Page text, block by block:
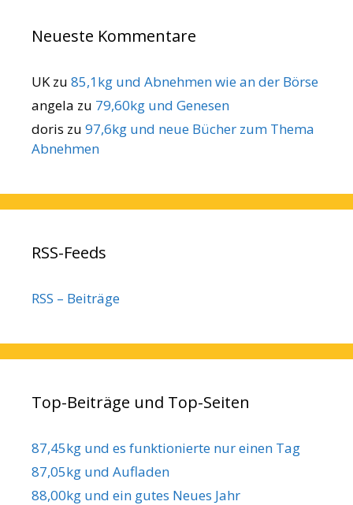
Neueste Kommentare
UKzu 85,1kg und Abnehmen wie an der Börse
angela zu 79,60kg und Genesen
doris zu 97,6kg und neue Bücher zum Thema
Abnehmen
RSS-Feeds
RSS – Beiträge
Top-Beiträge und Top-Seiten
87,45kg und es funktionierte nur einen Tag
87,05kg und Aufladen
88,00kg und ein gutes Neues Jahr